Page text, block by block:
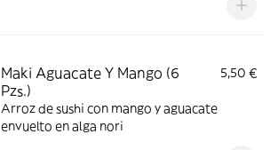
Maki Aguacate Y Mango (6
Pzs.)
5,50 €
Arroz de sushi con mango y aguacate
envuelto en alga nori